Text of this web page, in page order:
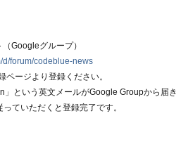
！（締切 8月15日）。
8日・9日の2日間 赤坂インターシティカン
ィAIR 4F)にて 今年は2019年ぶりリアル限定
Googleグループ）
d/forum/codeblue-news
ページより登録ください。
」という英文メールがGoogle Groupから届き
ていただくと登録完了です。